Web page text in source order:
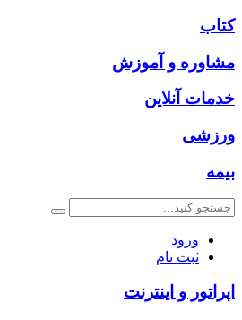
کتاب
مشاوره و آموزش
خدمات آنلاین
ورزشی
بیمه
ورود
ثبت نام
اپراتور و اینترنت